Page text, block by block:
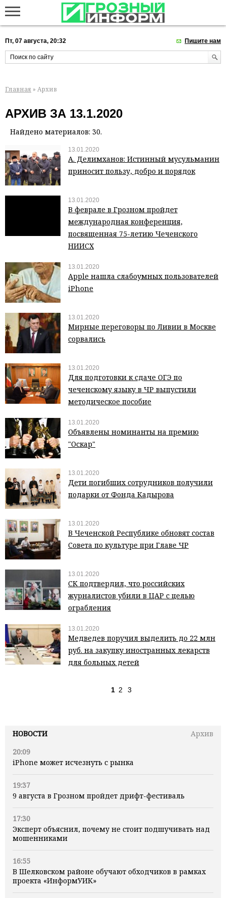
Пт, 07 августа, 20:32 Пишите нам
НОВОСТИ
Архив
20:09
iPhone может исчезнуть с рынка
19:37
9 августа в Грозном пройдет дрифт-фестиваль
17:30
Эксперт объяснил, почему не стоит подшучивать над
мошенниками
16:55
В Шелковском районе обучают обходчиков в рамках
проекта «ИнформУИК»
Главная » Архив
АРХИВ ЗА 13.1.2020
Найдено материалов: 30.
13.01.2020
А. Делимханов: Истинный мусульманин
приносит пользу, добро и порядок
13.01.2020
В феврале в Грозном пройдет
международная конференция,
посвященная 75-летию Чеченского
НИИСХ
13.01.2020
Apple нашла слабоумных пользователей
iPhone
13.01.2020
Мирные переговоры по Ливии в Москве
сорвались
13.01.2020
Для подготовки к сдаче ОГЭ по
чеченскому языку в ЧР выпустили
методическое пособие
13.01.2020
Объявлены номинанты на премию
"Оскар"
13.01.2020
Дети погибших сотрудников получили
подарки от Фонда Кадырова
13.01.2020
В Чеченской Республике обновят состав
Совета по культуре при Главе ЧР
13.01.2020
СК подтвердил, что российских
журналистов убили в ЦАР с целью
ограбления
13.01.2020
Медведев поручил выделить до 22 млн
руб. на закупку иностранных лекарств
для больных детей
1 2 3